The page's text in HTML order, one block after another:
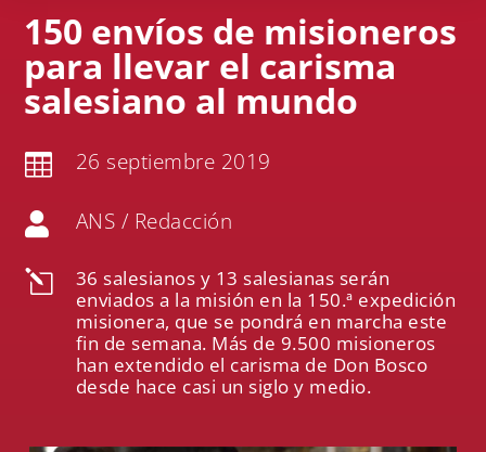
150 envíos de misioneros
para llevar el carisma
salesiano al mundo
 26 septiembre 2019
 ANS / Redacción
l
36 salesianos y 13 salesianas serán
enviados a la misión en la 150.ª expedición
misionera, que se pondrá en marcha este
fin de semana. Más de 9.500 misioneros
han extendido el carisma de Don Bosco
desde hace casi un siglo y medio.